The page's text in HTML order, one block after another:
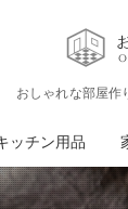
おしゃれな部屋作
ッチン用品